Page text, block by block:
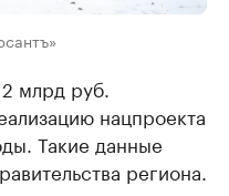
млрд руб.
нацпроекта
Такие данные
региона.